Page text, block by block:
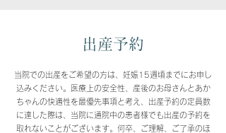
出産予約
当院での出産をご希望の方は、妊娠15週頃までにお申し
込みください。
医療上の安全性、産後のお母さんとあか
ちゃんの快適性を最優先事項と考え、
出産予約の定員数
に達した際は、当院に通院中の患者様でも出産の予約を
取れないことがございます。何卒、ご理解、ご了承のほ